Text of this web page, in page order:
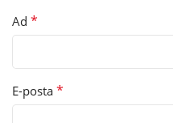
Ad *
E-posta *